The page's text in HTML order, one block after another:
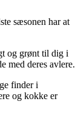
sæsonen har at
og grønt til dig i
med deres avlere.
finder i
og kokke er